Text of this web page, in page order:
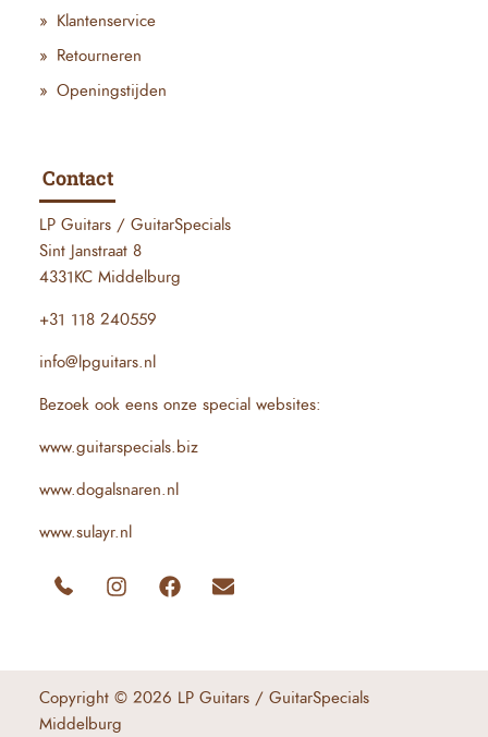
Klantenservice
Retourneren
Openingstijden
Contact
LP Guitars / GuitarSpecials
Sint Janstraat 8
4331KC Middelburg
+31 118 240559
info@lpguitars.nl
Bezoek ook eens onze special websites:
www.guitarspecials.biz
www.dogalsnaren.nl
www.sulayr.nl
Copyright © 2026 LP Guitars / GuitarSpecials
Middelburg